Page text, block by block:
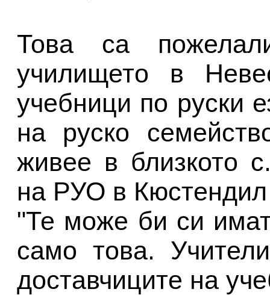
Това са
училището в
учебници по руски
на руско
живее в близкото
на РУО в
"Те може би си
само това.
доставчиците на